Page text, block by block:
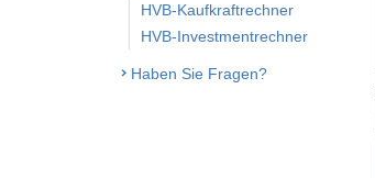
HVB-Kaufkraftrechner
HVB-Investmentrechner
Haben Sie Fragen?